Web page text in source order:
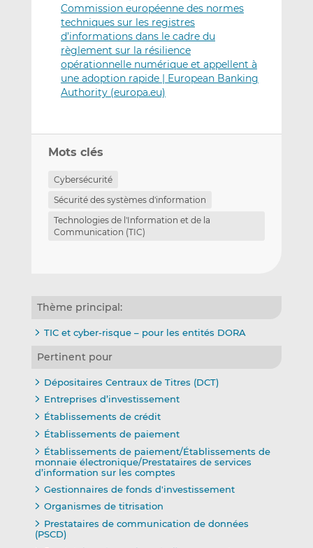
Commission européenne des normes
techniques sur les registres
d’informations dans le cadre du
règlement sur la résilience
opérationnelle numérique et appellent à
une adoption rapide | European Banking
Authority (europa.eu)
Mots clés
Cybersécurité
Sécurité des systèmes d'information
Technologies de l'Information et de la
Communication (TIC)
Thème principal:
TIC et cyber-risque – pour les entités DORA
Pertinent pour
Dépositaires Centraux de Titres (DCT)
Entreprises d’investissement
Établissements de crédit
Établissements de paiement
Établissements de paiement/Établissements de
monnaie électronique/Prestataires de services
d’information sur les comptes
Gestionnaires de fonds d'investissement
Organismes de titrisation
Prestataires de communication de données
(PSCD)